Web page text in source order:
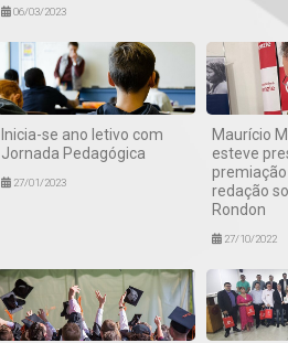
06/03/2023
Inicia-se ano letivo com
Jornada Pedagógica
27/01/2023
Maurício
esteve
redação
Rondon
27/10/2022